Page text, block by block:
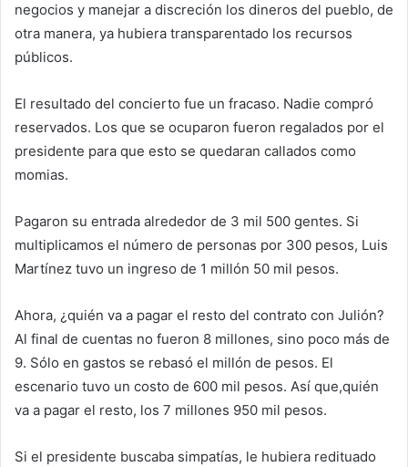
negocios y manejar a discreción los dineros del pueblo, de
otra manera, ya hubiera transparentado los recursos
públicos.
El resultado del concierto fue un fracaso. Nadie compró
reservados. Los que se ocuparon fueron regalados por el
presidente para que esto se quedaran callados como
momias.
Pagaron su entrada alrededor de 3 mil 500 gentes. Si
multiplicamos el número de personas por 300 pesos, Luis
Martínez tuvo un ingreso de 1 millón 50 mil pesos.
Ahora, ¿quién va a pagar el resto del contrato con Julión?
Al final de cuentas no fueron 8 millones, sino poco más de
9. Sólo en gastos se rebasó el millón de pesos. El
escenario tuvo un costo de 600 mil pesos. Así que,quién
va a pagar el resto, los 7 millones 950 mil pesos.
Si el presidente buscaba simpatías, le hubiera redituado